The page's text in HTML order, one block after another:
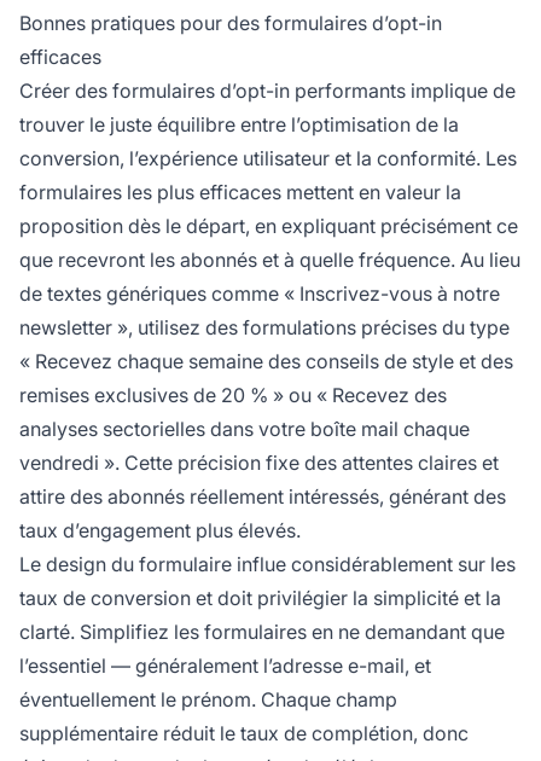
Bonnes pratiques pour des formulaires d’opt-in
efficaces
Créer des formulaires d’opt-in performants implique de
trouver le juste équilibre entre l’optimisation de la
conversion, l’expérience utilisateur et la conformité. Les
formulaires les plus efficaces mettent en valeur la
proposition dès le départ, en expliquant précisément ce
que recevront les abonnés et à quelle fréquence. Au lieu
de textes génériques comme « Inscrivez-vous à notre
newsletter », utilisez des formulations précises du type
« Recevez chaque semaine des conseils de style et des
remises exclusives de 20 % » ou « Recevez des
analyses sectorielles dans votre boîte mail chaque
vendredi ». Cette précision fixe des attentes claires et
attire des abonnés réellement intéressés, générant des
taux d’engagement plus élevés.
Le design du formulaire influe considérablement sur les
taux de conversion et doit privilégier la simplicité et la
clarté. Simplifiez les formulaires en ne demandant que
l’essentiel — généralement l’adresse e-mail, et
éventuellement le prénom. Chaque champ
supplémentaire réduit le taux de complétion, donc